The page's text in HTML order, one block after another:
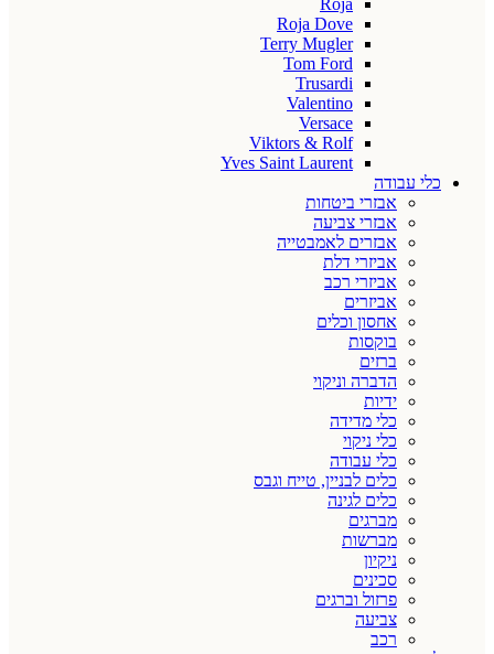
Roja
Roja Dove
Terry Mugler
Tom Ford
Trusardi
Valentino
Versace
Viktors & Rolf
Yves Saint Laurent
כלי עבודה
אבזרי ביטחות
אבזרי צביעה
אבזרים לאמבטייה
אביזרי דלת
אביזרי רכב
אביזרים
אחסון וכלים
בוקסות
ברזים
הדברה וניקוי
ידיות
כלי מדידה
כלי ניקוי
כלי עבודה
כלים לבניין, טייח וגבס
כלים לגינה
מברגים
מברשות
ניקיון
סכינים
פרזול וברגים
צביעה
רכב